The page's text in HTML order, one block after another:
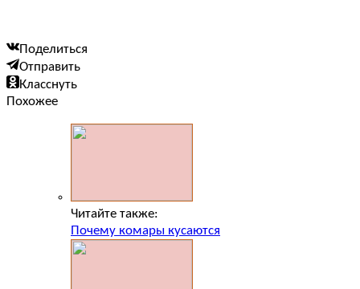
Поделиться
Отправить
Класснуть
Похожее
Читайте также:
Почему комары кусаются